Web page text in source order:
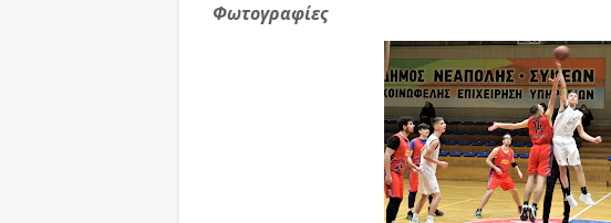
Φωτογραφίες